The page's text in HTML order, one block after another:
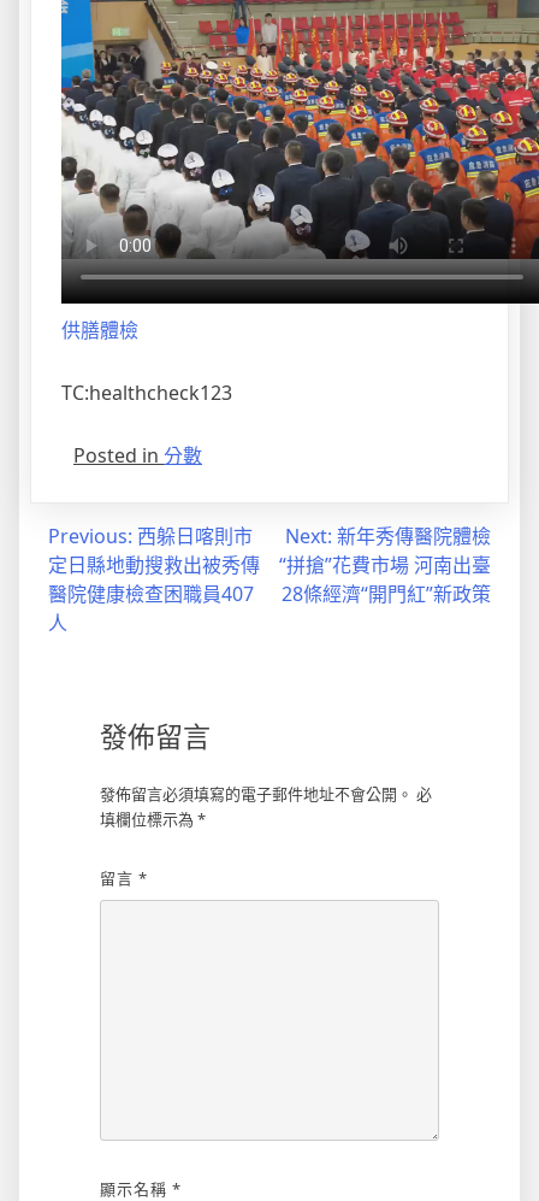
供膳體檢
TC:healthcheck123
Posted in 分數
Previous: 西躲日喀則市
定日縣地動搜救出被秀傳
醫院健康檢查困職員407
人
Next: 新年秀傳醫院體檢
“拼搶”花費市場 河南出臺
28條經濟“開門紅”新政策
發佈留言
發佈留言必須填寫的電子郵件地址不會公開。 必
填欄位標示為 *
留言 *
顯示名稱 *